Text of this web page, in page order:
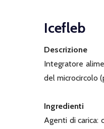
Icefleb
Descrizione
Integratore
del microcircolo
Ingredienti
Agenti di carica: